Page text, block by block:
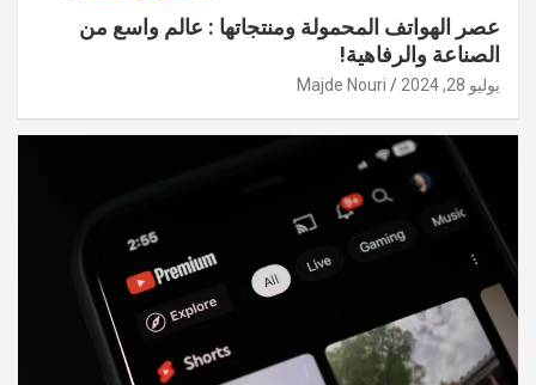
عصر الهواتف المحمولة ومنتجاتها : عالم واسع من
الصناعة والرفاهية!
يوليو 28, 2024 Majde Nouri